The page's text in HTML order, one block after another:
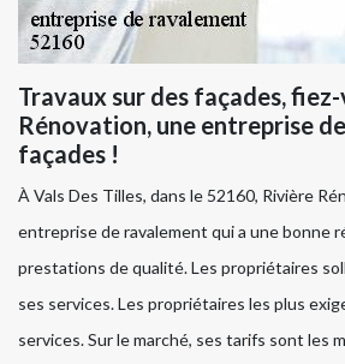
Travaux sur des façades,
Rénovation, une entreprise
façades !
À Vals Des Tilles, dans le 52160, Rivière
entreprise de ravalement qui a une bonne
prestations de qualité. Les propriétaires
ses services. Les propriétaires les plus
services. Sur le marché, ses tarifs sont les